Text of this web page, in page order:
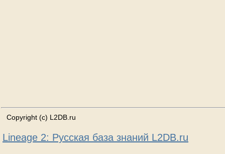
Copyright (c) L2DB.ru
Lineage 2: Русская база знаний L2DB.ru